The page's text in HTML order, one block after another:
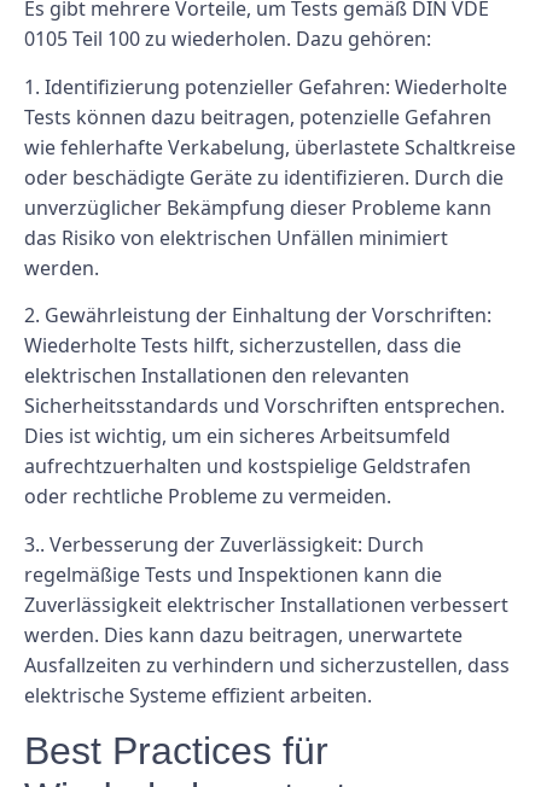
Es gibt mehrere Vorteile, um Tests gemäß DIN VDE
0105 Teil 100 zu wiederholen. Dazu gehören:
1. Identifizierung potenzieller Gefahren: Wiederholte
Tests können dazu beitragen, potenzielle Gefahren
wie fehlerhafte Verkabelung, überlastete Schaltkreise
oder beschädigte Geräte zu identifizieren. Durch die
unverzüglicher Bekämpfung dieser Probleme kann
das Risiko von elektrischen Unfällen minimiert
werden.
2. Gewährleistung der Einhaltung der Vorschriften:
Wiederholte Tests hilft, sicherzustellen, dass die
elektrischen Installationen den relevanten
Sicherheitsstandards und Vorschriften entsprechen.
Dies ist wichtig, um ein sicheres Arbeitsumfeld
aufrechtzuerhalten und kostspielige Geldstrafen
oder rechtliche Probleme zu vermeiden.
3.. Verbesserung der Zuverlässigkeit: Durch
regelmäßige Tests und Inspektionen kann die
Zuverlässigkeit elektrischer Installationen verbessert
werden. Dies kann dazu beitragen, unerwartete
Ausfallzeiten zu verhindern und sicherzustellen, dass
elektrische Systeme effizient arbeiten.
Best Practices für